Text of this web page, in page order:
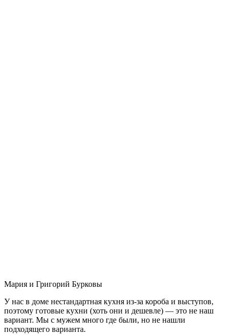
Мария и Григорий Бурковы
У нас в доме нестандартная кухня из-за короба и выступов,
поэтому готовые кухни (хоть они и дешевле) — это не наш
вариант. Мы с мужем много где были, но не нашли
подходящего варианта.